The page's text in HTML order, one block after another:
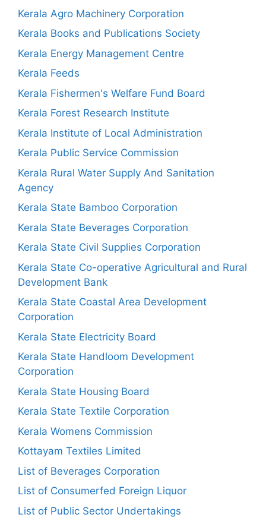
Kerala Agro Machinery Corporation
Kerala Books and Publications Society
Kerala Energy Management Centre
Kerala Feeds
Kerala Fishermen's Welfare Fund Board
Kerala Forest Research Institute
Kerala Institute of Local Administration
Kerala Public Service Commission
Kerala Rural Water Supply And Sanitation
Agency
Kerala State Bamboo Corporation
Kerala State Beverages Corporation
Kerala State Civil Supplies Corporation
Kerala State Co-operative Agricultural and Rural
Development Bank
Kerala State Coastal Area Development
Corporation
Kerala State Electricity Board
Kerala State Handloom Development
Corporation
Kerala State Housing Board
Kerala State Textile Corporation
Kerala Womens Commission
Kottayam Textiles Limited
List of Beverages Corporation
List of Consumerfed Foreign Liquor
List of Public Sector Undertakings